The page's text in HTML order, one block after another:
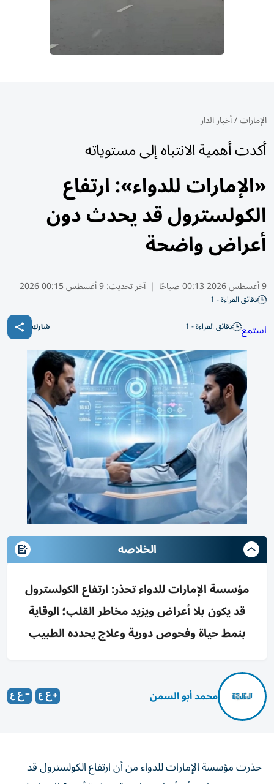
الإمارات/أخبار الدار
أكدت أهمية الانتباه إلى مستوياته
«الإمارات للدواء»: ارتفاع
الكولسترول قد يحدث دون
أعراض واضحة
9 أغسطس 2026 00:13 صباحًا | آخر تحديث:9 أغسطس 00:15 2026
دقائق القراءة - 1
استمع دقائق القراءة - 1 شارك
الخلاصه
مؤسسة الإمارات للدواء تحذر: ارتفاع الكولسترول
قد يكون بلا أعراض ويزيد مخاطر القلب؛ الوقاية
بنمط حياة وفحوص دورية وعلاج يحدده الطبيب
محمد أبو السمن
حذرت مؤسسة الإمارات للدواء من أن ارتفاع الكولسترول قد
يحدث دون ظهور أي أعراض واضحة، مؤكدة أهمية الانتباه إلى